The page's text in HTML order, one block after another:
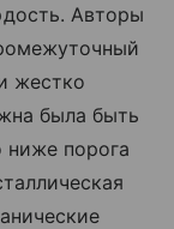
Авторы
жестко
была быть
ниже порога